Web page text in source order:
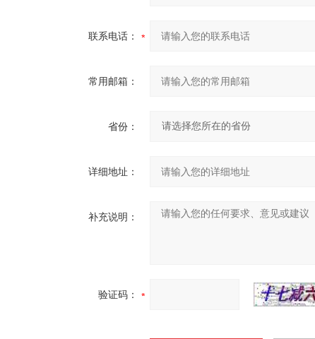
联系电话：
常用邮箱：
省份：
详细地址：
补充说明：
验证码：